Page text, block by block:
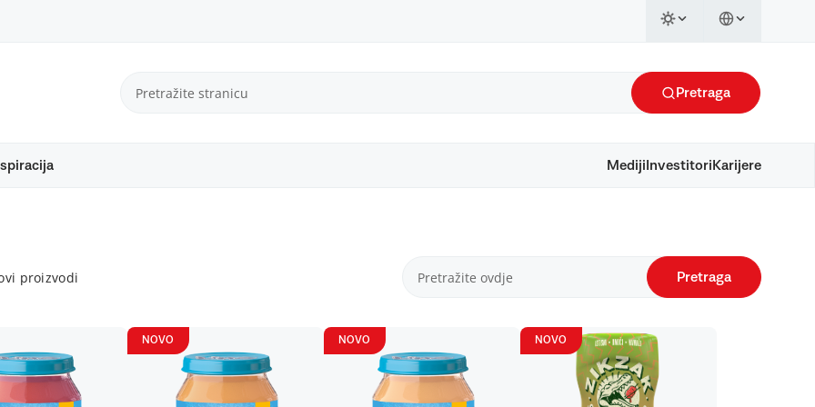
Pretraga
Mediji Investitori Karijere
proizvodi Pretraga
NOVO NOVO NOVO